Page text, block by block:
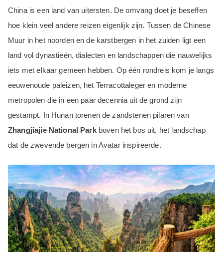
China is een land van uitersten. De omvang doet je beseffen
hoe klein veel andere reizen eigenlijk zijn. Tussen de Chinese
Muur in het noorden en de karstbergen in het zuiden ligt een
land vol dynastieën, dialecten en landschappen die nauwelijks
iets met elkaar gemeen hebben. Op één rondreis kom je langs
eeuwenoude paleizen, het Terracottaleger en moderne
metropolen die in een paar decennia uit de grond zijn
gestampt. In Hunan torenen de zandstenen pilaren van
Zhangjiajie National Parkboven het bos uit, het landschap
dat de zwevende bergen in Avatar inspireerde.